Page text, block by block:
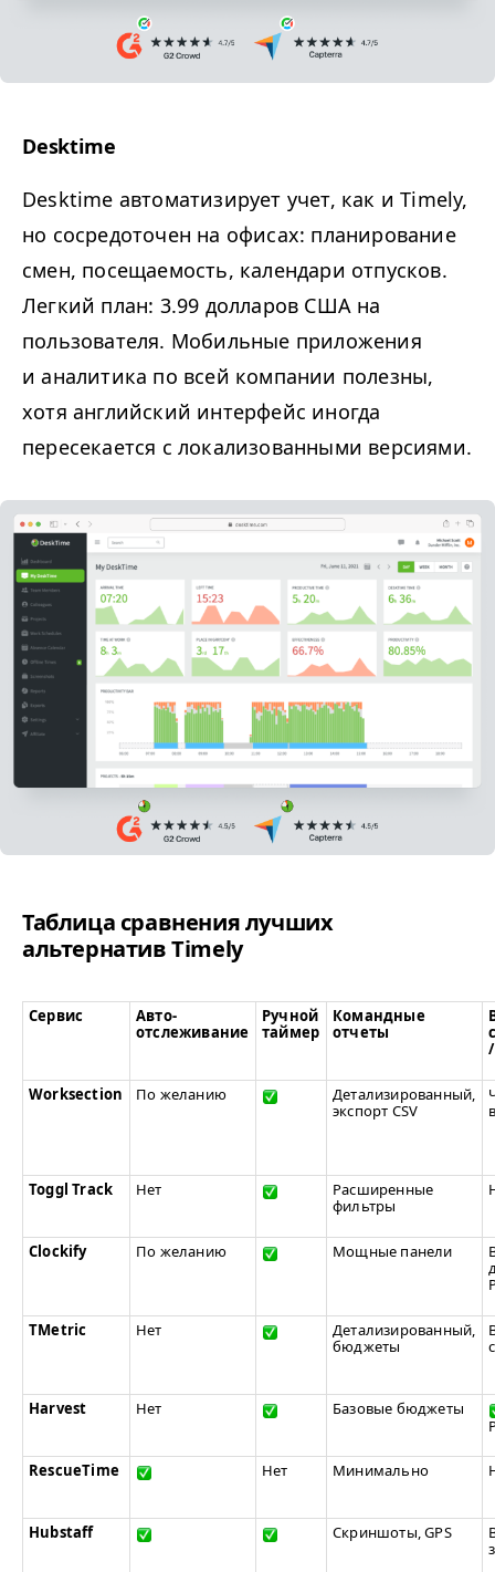
Desktime
Desktime автоматизирует учет, как и Timely,
но сосредоточен на офисах: планирование
смен, посещаемость, календари отпусков.
Легкий план: 3.99 долларов США на
пользователя. Мобильные приложения
и аналитика по всей компании полезны,
хотя английский интерфейс иногда
пересекается с локализованными версиями.
Таблица сравнения лучших
альтернатив Timely
Сервис
Авто-
отслеживание
Ручной
таймер
Командные
отчеты
Worksection По желанию
Детализированный,
экспорт CSV
Toggl Track Нет
Расширенные
фильтры
Clockify По желанию Мощные панели
TMetric Нет
Детализированный,
бюджеты
Harvest Нет
Базовые бюджеты
RescueTime Нет Минимально
Hubstaff Скриншоты,GPS